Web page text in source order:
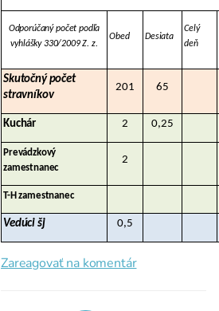
Odporúčaný počet podľa
vyhlášky 330/2009 Z. z.
Obed Desiata
Celý
deň
Skutočný počet
stravníkov
201 65
Kuchár 2 0,25
Prevádzkový
zamestnanec
2
T-H zamestnanec
Vedúci šj 0,5
Zareagovať na komentár